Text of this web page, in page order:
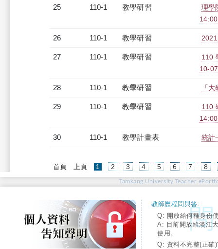
25 110-1 教學研習
理學
26 110-1 教學研習
27 110-1 教學研習
110
10-
28 110-1 教學研習 「
29 110-1 教學研習
110
30 110-1 教學計畫表 統計
首頁 上頁 1 (current)
2 3 4 5 6 7 8
Tamkang University Teacher
教師歷程問與答:
Q: 開放給何種身份
A: 目前開放給淡江
使用。
Q: 資料不完整(正確